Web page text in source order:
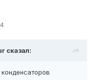
сказал: